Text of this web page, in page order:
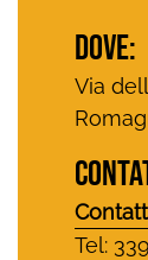
DOVE:
Via
Tel: